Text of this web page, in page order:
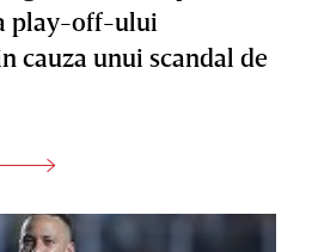
play-off-ului
cauza unui scandal de